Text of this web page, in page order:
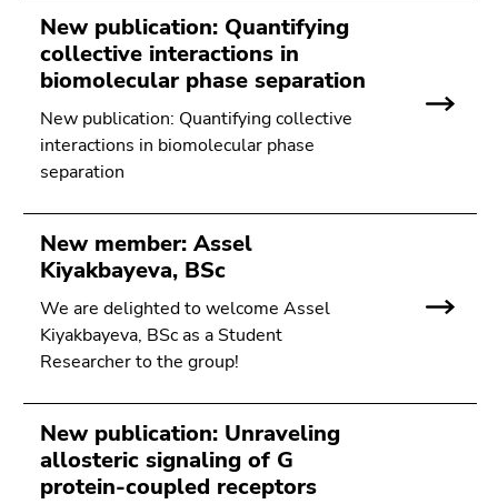
New publication: Quantifying
collective interactions in
biomolecular phase separation
New publication: Quantifying collective
interactions in biomolecular phase
separation
New member: Assel
Kiyakbayeva, BSc
We are delighted to welcome Assel
Kiyakbayeva, BSc as a Student
Researcher to the group!
New publication: Unraveling
allosteric signaling of G
protein-coupled receptors